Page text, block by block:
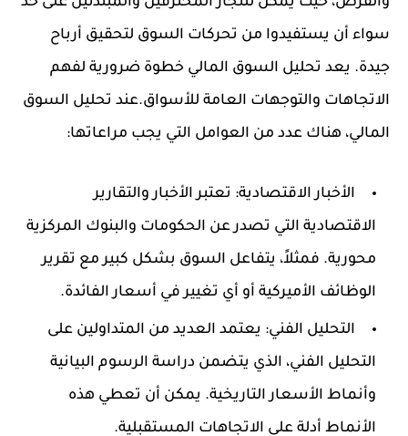
سواء أن يستفيدوا من تحركات السوق لتحقيق أرباح
جيدة. يعد تحليل السوق المالي خطوة ضرورية لفهم
الاتجاهات والتوجهات العامة للأسواق.عند تحليل السوق
المالي، هناك عدد من العوامل التي يجب مراعاتها:
الأخبار الاقتصادية: تعتبر الأخبار والتقارير
الاقتصادية التي تصدر عن الحكومات والبنوك المركزية
محورية. فمثلاً، يتفاعل السوق بشكل كبير مع تقرير
الوظائف الأميركية أو أي تغيير في أسعار الفائدة.
التحليل الفني: يعتمد العديد من المتداولين على
التحليل الفني، الذي يتضمن دراسة الرسوم البيانية
وأنماط الأسعار التاريخية. يمكن أن تعطي هذه
الأنماط أدلة على الاتجاهات المستقبلية.